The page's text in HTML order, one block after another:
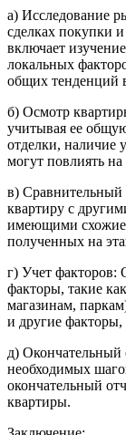
а) Исследование
сделках покупки
включает
локальных
общих тенденций
б) Осмотр
учитывая ее
отделки, наличие
могут повлиять на
в)
квартиру с
имеющими схожие
полученных на
г) Учет факторов:
факторы, такие
магазинам,
и другие
д) Окончательный
необходимых
окончательный
квартиры.